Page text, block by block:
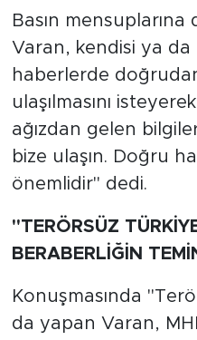
Basın
Varan, kendisi ya da
haberlerde
ulaşılmasını
ağızdan gelen
bize ulaşın. Doğru
önemlidir" dedi.
"TERÖRSÜZ
BERABERLİĞİN
Konuşmasında
da yapan Varan,